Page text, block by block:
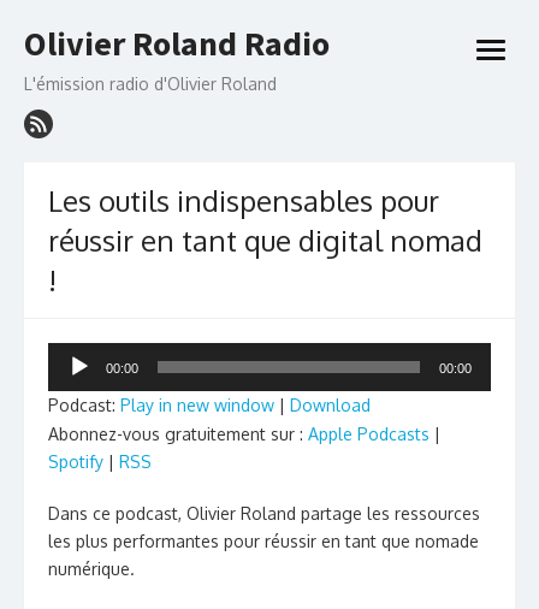
to
Olivier Roland Radio
L'émission radio d'Olivier Roland
open
Les outils indispensables pour
réussir en tant que digital nomad
!
Lecteur
00:00 00:00
Podcast: Play in new window | Download
Abonnez-vous gratuitement sur : Apple Podcasts |
Spotify | RSS
Dans ce podcast, Olivier Roland partage les ressources
les plus performantes pour réussir en tant que nomade
numérique.